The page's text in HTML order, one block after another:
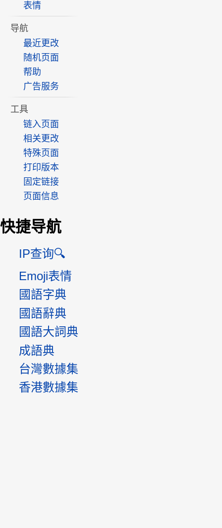
表情
导航
最近更改
随机页面
帮助
广告服务
工具
链入页面
相关更改
特殊页面
打印版本
固定链接
页面信息
快捷导航
IP查询🔍
Emoji表情
國語字典
國語辭典
國語大詞典
成語典
台灣數據集
香港數據集